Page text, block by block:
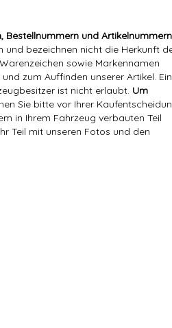
Bestellnummern und Artikelnummern
und bezeichnen nicht die Herkunft
sowie Markennamen
zum Auffinden unserer Artikel.
ist nicht erlaubt. Um
Sie bitte vor Ihrer
in Ihrem Fahrzeug verbauten Teil
Teil mit unseren Fotos und den